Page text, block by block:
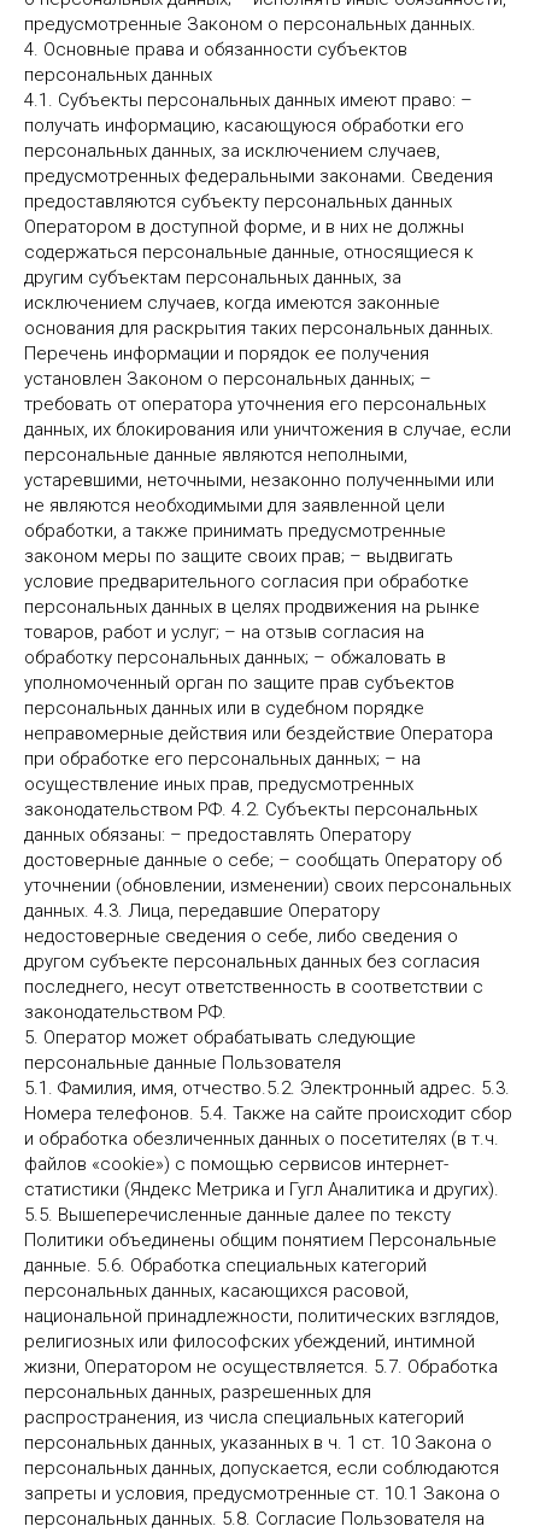
предусмотренные Законом о персональных данных.
4. Основные права и обязанности субъектов
персональных данных
4.1. Субъекты персональных данных имеют право: –
получать информацию, касающуюся обработки его
персональных данных, за исключением случаев,
предусмотренных федеральными законами. Сведения
предоставляются субъекту персональных данных
Оператором в доступной форме, и в них не должны
содержаться персональные данные, относящиеся к
другим субъектам персональных данных, за
исключением случаев, когда имеются законные
основания для раскрытия таких персональных данных.
Перечень информации и порядок ее получения
установлен Законом о персональных данных; –
требовать от оператора уточнения его персональных
данных, их блокирования или уничтожения в случае, если
персональные данные являются неполными,
устаревшими, неточными, незаконно полученными или
не являются необходимыми для заявленной цели
обработки, а также принимать предусмотренные
законом меры по защите своих прав; – выдвигать
условие предварительного согласия при обработке
персональных данных в целях продвижения на рынке
товаров, работ и услуг; – на отзыв согласия на
обработку персональных данных; – обжаловать в
уполномоченный орган по защите прав субъектов
персональных данных или в судебном порядке
неправомерные действия или бездействие Оператора
при обработке его персональных данных; – на
осуществление иных прав, предусмотренных
законодательством РФ. 4.2. Субъекты персональных
данных обязаны: – предоставлять Оператору
достоверные данные о себе; – сообщать Оператору об
уточнении (обновлении, изменении) своих персональных
данных. 4.3. Лица, передавшие Оператору
недостоверные сведения о себе, либо сведения о
другом субъекте персональных данных без согласия
последнего, несут ответственность в соответствии с
законодательством РФ.
5. Оператор может обрабатывать следующие
персональные данные Пользователя
5.1. Фамилия, имя, отчество.5.2. Электронный адрес. 5.3.
Номера телефонов. 5.4. Также на сайте происходит сбор
и обработка обезличенных данных о посетителях (в т.ч.
файлов «cookie») с помощью сервисов интернет-
статистики (Яндекс Метрика и Гугл Аналитика и других).
5.5. Вышеперечисленные данные далее по тексту
Политики объединены общим понятием Персональные
данные. 5.6. Обработка специальных категорий
персональных данных, касающихся расовой,
национальной принадлежности, политических взглядов,
религиозных или философских убеждений, интимной
жизни, Оператором не осуществляется. 5.7. Обработка
персональных данных, разрешенных для
распространения, из числа специальных категорий
персональных данных, указанных в ч. 1 ст. 10 Закона о
персональных данных, допускается, если соблюдаются
запреты и условия, предусмотренные ст. 10.1 Закона о
персональных данных. 5.8. Согласие Пользователя на